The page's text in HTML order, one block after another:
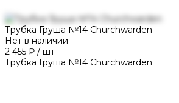
Трубка Груша №14 Churchwarden
Нет в наличии
2 455 ₽ / шт
Трубка Груша №14 Churchwarden